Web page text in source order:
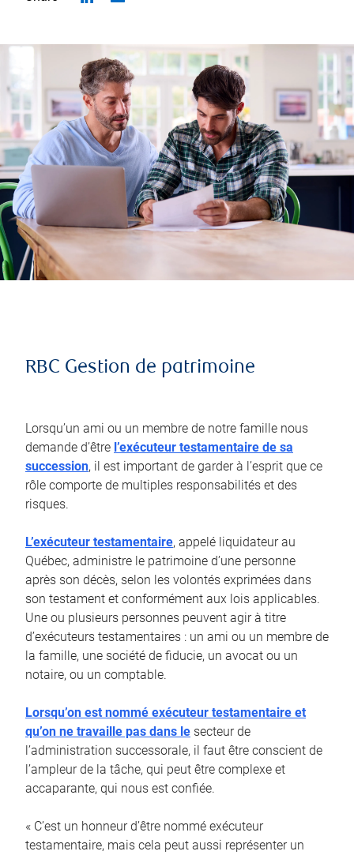
RBC Gestion de patrimoine
Lorsqu’un ami ou un membre de notre famille nous
demande d’être l’exécuteur testamentaire de sa
succession, il est important de garder à l’esprit que ce
rôle comporte de multiples responsabilités et des
risques.
L’exécuteur testamentaire, appelé liquidateur au
Québec, administre le patrimoine d’une personne
après son décès, selon les volontés exprimées dans
son testament et conformément aux lois applicables.
Une ou plusieurs personnes peuvent agir à titre
d’exécuteurs testamentaires : un ami ou un membre de
la famille, une société de fiducie, un avocat ou un
notaire, ou un comptable.
Lorsqu’on est nommé exécuteur testamentaire et
qu’on ne travaille pas dans le secteur de
l’administration successorale, il faut être conscient de
l’ampleur de la tâche, qui peut être complexe et
accaparante, qui nous est confiée.
« C’est un honneur d’être nommé exécuteur
testamentaire, mais cela peut aussi représenter un